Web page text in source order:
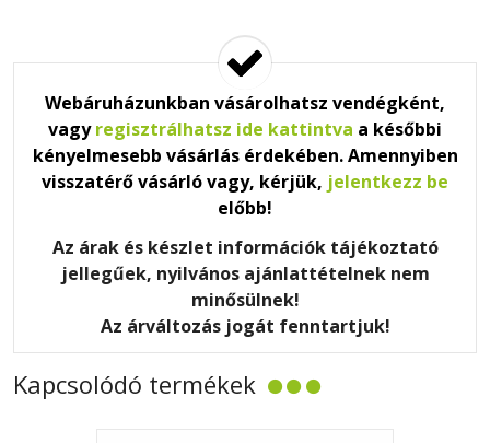
Webáruházunkban vásárolhatsz vendégként,
vagyregisztrálhatsz ide kattintva a későbbi
kényelmesebb vásárlás érdekében. Amennyiben
visszatérő vásárló vagy, kérjük, jelentkezz be
előbb!
Az árak és készlet információk tájékoztató
jellegűek, nyilvános ajánlattételnek nem
minősülnek!
Az árváltozás jogát fenntartjuk!
Kapcsolódó termékek